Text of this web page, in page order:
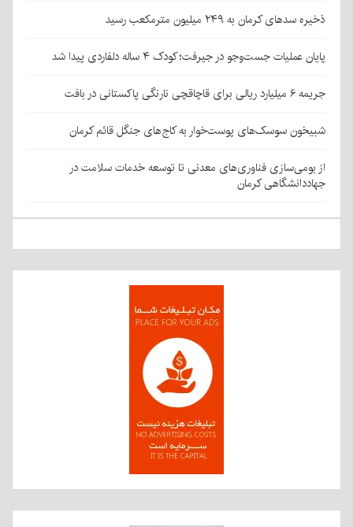
ذخیره سدهای کرمان به ۲۴۹ میلیون مترمکعب رسید
پایان عملیات جست‌وجو در جیرفت؛ کودک ۴ ساله دلفاردی پیدا شد
جریمه ۶ میلیارد ریالی برای قاچاقچی نارنگی پاکستانی در بافت
شبیخون سوسک‌های پوست‌خوار به کاج‌های جنگل قائم کرمان
از بومی‌سازی فناوری‌های معدنی تا توسعه خدمات سلامت در
جهاددانشگاهی کرمان